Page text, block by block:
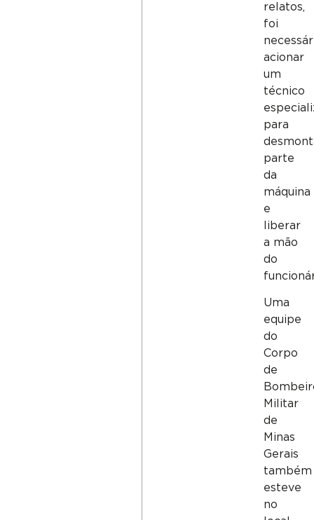
relatos,
foi
acionar
um
técnico
para
parte
da
máquina
e
liberar
a mão
do
Uma
equipe
do
Corpo
de
Militar
de
Minas
Gerais
também
esteve
no